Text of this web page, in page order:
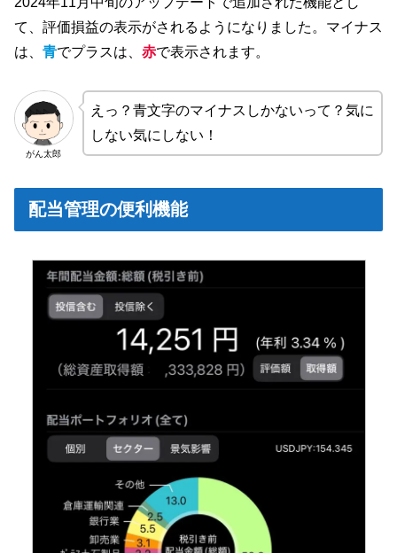
て、評価損益の表示がされるようになりました。マイナス
は、 青でプラスは、 赤で表示されます。
がん太郎
えっ？青文字のマイナスしかないって？気に
しない気にしない！
配当管理の便利機能